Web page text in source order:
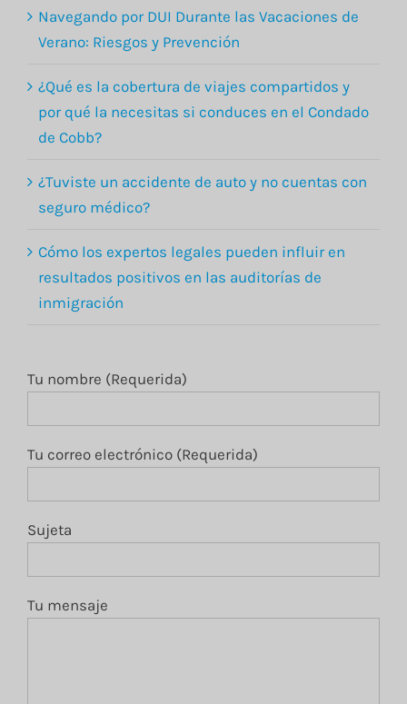
Navegando por DUI Durante las Vacaciones de
Verano: Riesgos y Prevención
¿Qué es la cobertura de viajes compartidos y
por qué la necesitas si conduces en el Condado
de Cobb?
¿Tuviste un accidente de auto y no cuentas con
seguro médico?
Cómo los expertos legales pueden influir en
resultados positivos en las auditorías de
inmigración
Tu nombre (Requerida)
Tu correo electrónico (Requerida)
Sujeta
Tu mensaje